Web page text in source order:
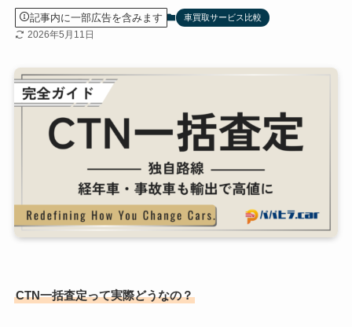
記事内に一部広告を含みます 車買取サービス比較
2026年5月11日
CTN一括査定って実際どうなの？